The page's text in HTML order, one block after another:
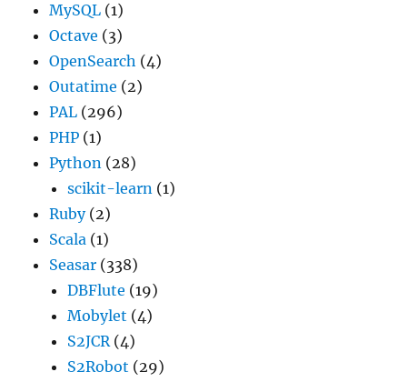
MySQL (1)
Octave (3)
OpenSearch (4)
Outatime (2)
PAL (296)
PHP (1)
Python (28)
scikit-learn (1)
Ruby(2)
Scala (1)
Seasar (338)
DBFlute (19)
Mobylet (4)
S2JCR(4)
S2Robot (29)